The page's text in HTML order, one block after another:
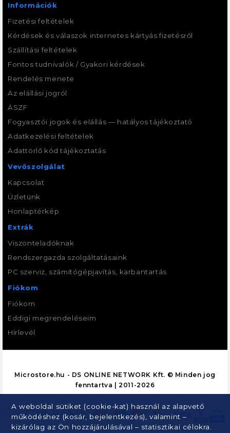
Információk
Fizetési feltételek
Kérdések és válaszok internetes kártyás fizetésről
Szállítási feltételek
Fontos tudnivalók / Gyakori kérdések
Rendelés menete
Az elállási jogról
ÁSZF
Fogyasztói jogok és elállás — hatályos tájékoztató
Adatkezelési feltételek
Adattörlő kód tájékoztatás
Vevőszolgálat
Kapcsolat
Üzletünk
Honlaptérkép
Extrák
Viszonteladóknak
Rendszergazda szolgáltatásaink
PC szerviz, számítógépjavítás, karbantartás
Fiókom
Fiókom
Eddigi megrendeléseim
Hírlevél
A weboldal sütiket (cookie-kat) használ az alapvető
működéshez (kosár, bejelentkezés), valamint –
kizárólag az Ön hozzájárulásával – statisztikai célokra.
Microstore.hu - DS ONLINE NETWORK Kft. © Minden jog
fenntartva | 2011-2026